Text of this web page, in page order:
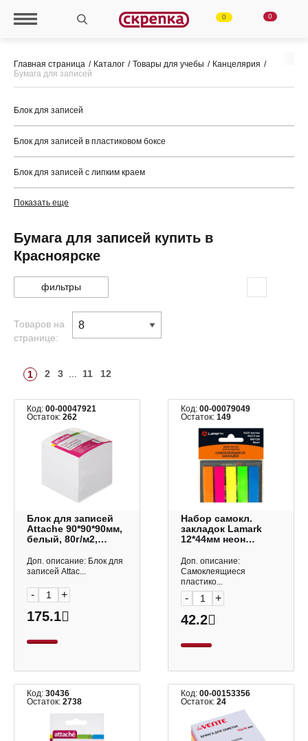
0 0
Главная страница Каталог Товары для учебы
Канцелярия
Бумага для записей
Бумага для записей купить в
Красноярске
Блок для записей
Блок для записей в пластиковом боксе
Блок для записей с липким краем
Показать еще
фильтры
Товаров на
странице:
1 2 3 11 12
Код: 00-00047921
Остаток: 262
Блок для записей
Attache 90*90*90мм,
белый, 80г/м2,
Доп. описание: Блок для
записей Attac...
- +
175.1
Код:00-00079049
Остаток:149
Набор самокл.
закладок Lamark
12*44мм неон
25листов) SN1128
Доп. описание:
Самоклеящиеся
пластико...
- +
42.2
Код: 30436
Остаток: 2738
Код:00-00153356
Остаток:24